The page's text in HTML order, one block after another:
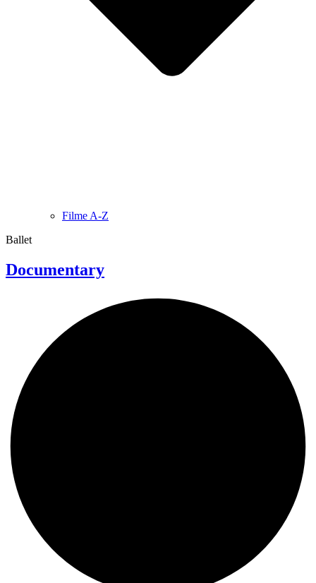
Filme A-Z
Ballet
Documentary